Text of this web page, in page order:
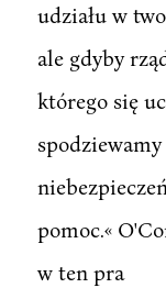
udziału w
ale gdyby
którego się
pomoc.«
w ten pra